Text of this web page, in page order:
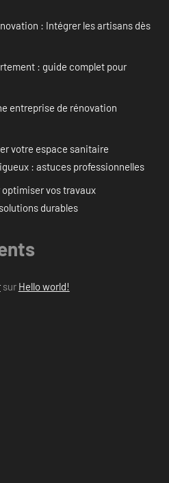
: Intégrer les artisans dès
: guide complet pour
entreprise de rénovation
votre espace sanitaire
: astuces professionnelles
vos travaux
durables
sur Hello world!